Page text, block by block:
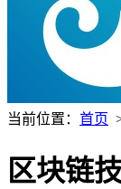
当前位置： 首页
区块链